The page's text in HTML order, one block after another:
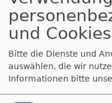
www.hengersberg-
Diese Seiten sind
und Cookies
Bitte die Dienste und
auswählen, die wir
Informationen bitte